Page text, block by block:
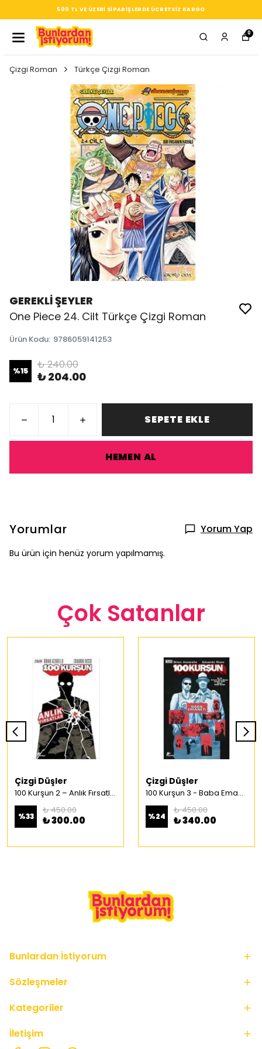
500 TL VE ÜZERI SIPARIŞLERDE ÜCRETSIZ KARGO
0
Çizgi Roman Türkçe Çizgi Roman
GEREKLİ ŞEYLER
One Piece 24. Cilt Türkçe Çizgi Roman
Ürün Kodu: 9786059141253
%15 ₺ 240.00
₺ 204.00
SEPETE EKLE
HEMEN AL
Yorumlar Yorum Yap
Bu ürün için henüz yorum yapılmamış.
Çok Satanlar
Çizgi Düşler
100 Kurşun 2 – Anlık Fırsatlar Türkçe Çizgi Roman
%33
₺ 450.00
₺ 300.00
Çizgi Düşler
100 Kurşun 3 - Baba Emaneti Türkçe Çizgi Roman
%24
₺ 450.00
₺ 340.00
Bunlardan İstiyorum
Sözleşmeler
Kategoriler
İletişim